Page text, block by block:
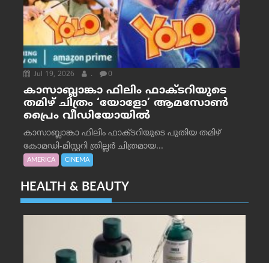
Jul 19, 2026 . 0
കാസാബ്ലാങ്കാ ഫിലിം ഫാക്ടറിയുടെ
തമിഴ് ചിത്രം ‘യോളോ’ ആമസോൺ
പ്രൈം വീഡിയോയിൽ
കാസാബ്ലാങ്കാ ഫിലിം ഫാക്ടറിയുടെ പുതിയ തമിഴ്
കോമഡി-മിസ്റ്ററി ത്രില്ലർ ചിത്രമായ...
AMERICA CINEMA
HEALTH & BEAUTY